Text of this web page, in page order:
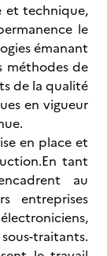
et technique,
le
émanant
méthodes de
de la qualité
en vigueur
en place et
tant
au
entreprises
traitants.